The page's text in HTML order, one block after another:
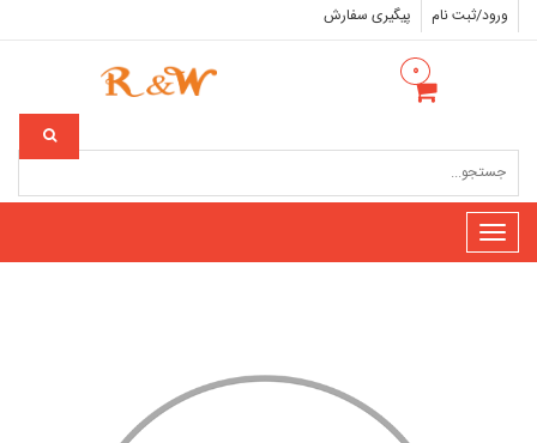
ورود/ثبت نام پیگیری سفارش
۰
Toggle
navigation